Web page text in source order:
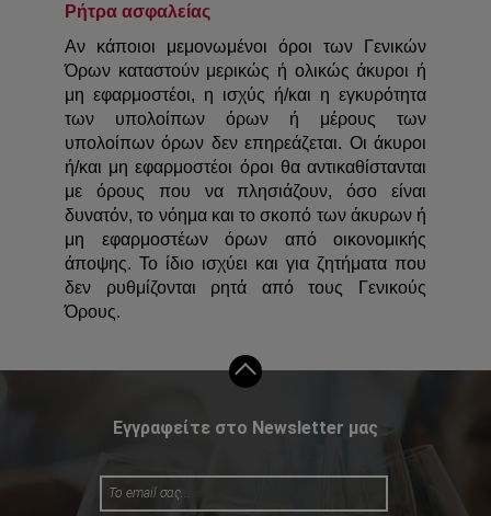
Ρήτρα ασφαλείας
Αν κάποιοι μεμονωμένοι όροι των Γενικών
Όρων καταστούν μερικώς ή ολικώς άκυροι ή
μη εφαρμοστέοι, η ισχύς ή/και η εγκυρότητα
των υπολοίπων όρων ή μέρους των
υπολοίπων όρων δεν επηρεάζεται. Οι άκυροι
ή/και μη εφαρμοστέοι όροι θα αντικαθίστανται
με όρους που να πλησιάζουν, όσο είναι
δυνατόν, το νόημα και το σκοπό των άκυρων ή
μη εφαρμοστέων όρων από οικονομικής
άποψης. Το ίδιο ισχύει και για ζητήματα που
δεν ρυθμίζονται ρητά από τους Γενικούς
Όρους.
Εγγραφείτε στο Newsletter μας